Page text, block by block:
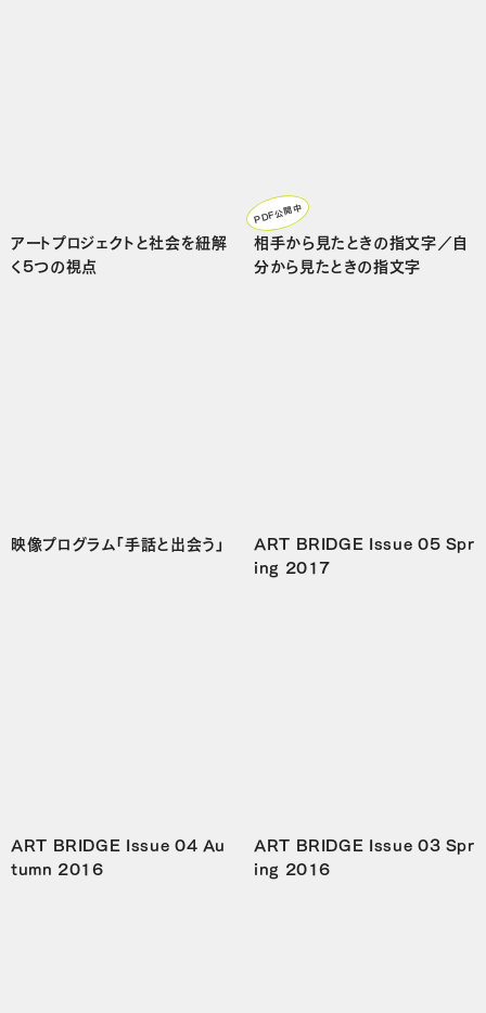
アートプロジェクトと社会を紐解
く5つの視点
相手から見たときの指文字／自
分から見たときの指文字
PDF公開中
映像プログラム「手話と出会う」
ART BRIDGE Issue 05 Spr
ing 2017
ART BRIDGE Issue 04 Au
tumn 2016
ART BRIDGE Issue 03 Spr
ing 2016